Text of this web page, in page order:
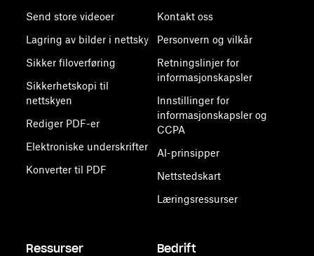
Send store videoer
Lagring av bilder i nettsky
Sikker filoverføring
Sikkerhetskopi til
nettskyen
Rediger PDF-er
Elektroniske underskrifter
Konverter til PDF
Kontakt oss
Personvern og vilkår
Retningslinjer for
informasjonskapsler
Innstillinger for
informasjonskapsler og
CCPA
AI-prinsipper
Nettstedskart
Læringsressurser
Ressurser Bedrift